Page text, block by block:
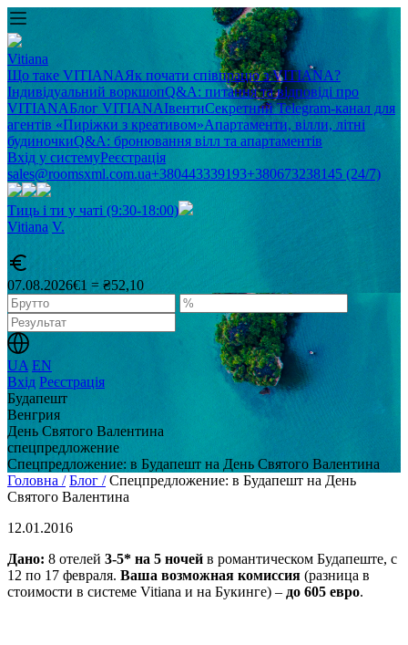
Vitiana
Що таке VITIANAЯк почати співпрацю з VITIANA?
Індивідуальний воркшопQ&A: питання та відповіді про
VITIANAБлог VITIANAІвентиСекретний Telegram-канал для
агентів «Пиріжки з креативом»Апартаменти, вілли, літні
будиночкиQ&A: бронювання вілл та апартаментів
Вхід у системуРеєстрація
sales@roomsxml.com.ua+380443339193+380673238145 (24/7)
Тиць і ти у чаті (9:30-18:00)
Vitiana V.
07.08.2026€1 = ₴52,10
UA EN
Вхід Реєстрація
Будапешт
Венгрия
День Святого Валентина
спецпредложение
Спецпредложение: в Будапешт на День Святого Валентина
Головна / Блог / Спецпредложение: в Будапешт на День
Святого Валентина
12.01.2016
Дано: 8 отелей 3-5* на 5 ночей в романтическом Будапеште, с
12 по 17 февраля. Ваша возможная комиссия (разница в
стоимости в системе Vitiana и на Букинге) – до 605 евро.